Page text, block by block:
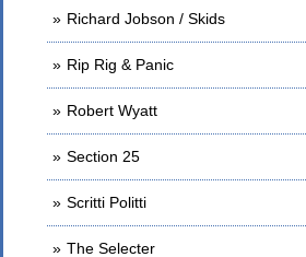
Richard Jobson / Skids
Rip Rig & Panic
Robert Wyatt
Section 25
Scritti Politti
The Selecter